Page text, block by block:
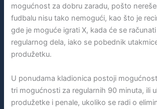
mogućnost za dobru zaradu, pošto
fudbalu nisu tako nemogući, kao što je
gde je moguće igrati X, kada će se
regularnog dela, iako se pobednik
produžetku.
U ponudama kladionica postoji
tri mogućnosti za regularnih 90 minuta, ili
produžetke i penale, ukoliko se radi o